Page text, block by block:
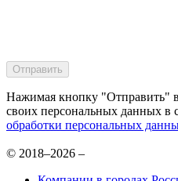
Нажимая кнопку "Отправить"
своих персональных данных в
обработки персональных
© 2018–2026 –